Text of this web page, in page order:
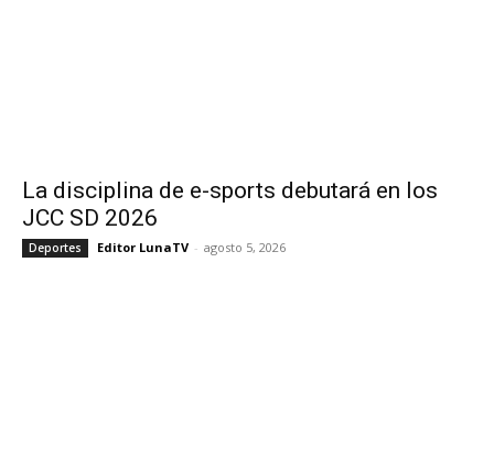
La disciplina de e-sports debutará en los
JCC SD 2026
Deportes Editor LunaTV - agosto 5, 2026